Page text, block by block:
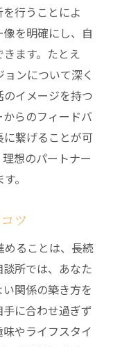
行うことによ
を明確にし、自
ます。たとえ
ンについて深く
イメージを持つ
らのフィードバ
繋げることが可
想のパートナー
。
ツ
めることは、長続
所では、あなた
関係の築き方を
に合わせ過ぎず
やライフスタイ